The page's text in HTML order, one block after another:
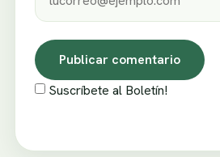
Suscríbete al Boletín!